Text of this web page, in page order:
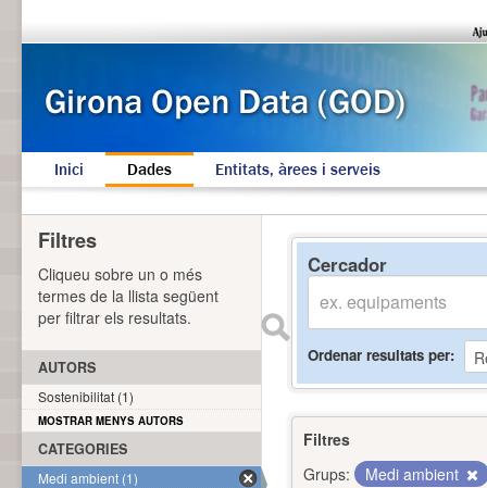
Inici Dades Entitats, àrees i serveis
Cercador
Ordenar resultats per
Filtres
Grups:
Medi ambient
Filtres
Cliqueu sobre un o més
termes de la llista següent
per filtrar els resultats.
AUTORS
Sostenibilitat (1)
MOSTRAR MENYS AUTORS
CATEGORIES
Medi ambient (1)